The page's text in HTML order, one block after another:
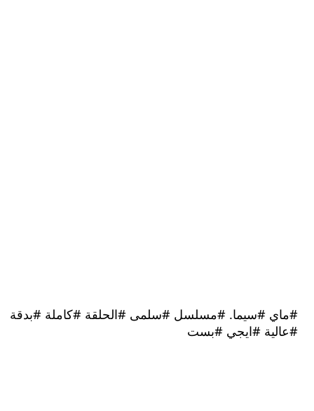
#سيما. #مسلسل #سلمى #الحلقة #كاملة #بدقة
#ايجي #بست